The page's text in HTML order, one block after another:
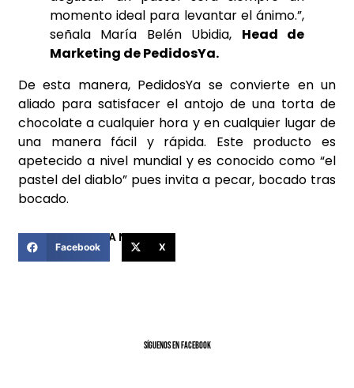
momento ideal para levantar el ánimo.”,
señala María Belén Ubidia, Head de
Marketing de PedidosYa.
De esta manera, PedidosYa se convierte en un
aliado para satisfacer el antojo de una torta de
chocolate a cualquier hora y en cualquier lugar de
una manera fácil y rápida. Este producto es
apetecido a nivel mundial y es conocido como “el
pastel del diablo” pues invita a pecar, bocado tras
bocado.
COMPARTIR ESTA NOTICIA
Facebook X
SíGUENOS EN FACEBOOK